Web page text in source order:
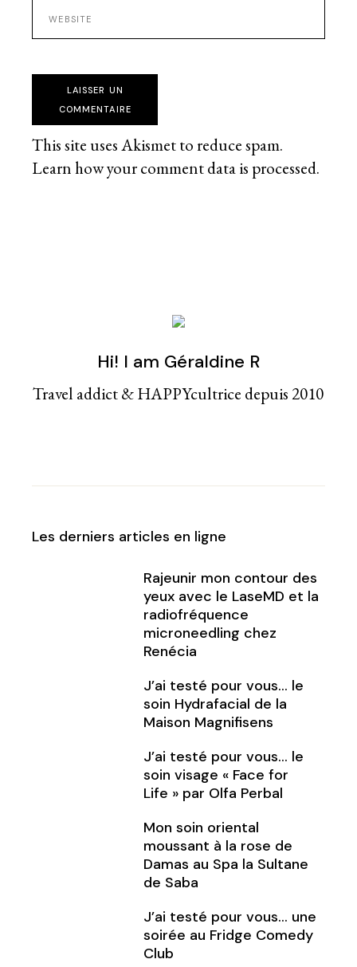
LAISSER UN
COMMENTAIRE
This site uses Akismet to reduce spam.
Learn how your comment data is processed.
Hi! I am Géraldine R
Travel addict & HAPPYcultrice depuis 2010
Les derniers articles en ligne
Rajeunir mon contour des
yeux avec le LaseMD et la
radiofréquence
microneedling chez
Renécia
J’ai testé pour vous… le
soin Hydrafacial de la
Maison Magnifisens
J’ai testé pour vous… le
soin visage « Face for
Life » par Olfa Perbal
Mon soin oriental
moussant à la rose de
Damas au Spa la Sultane
de Saba
J’ai testé pour vous… une
soirée au Fridge Comedy
Club